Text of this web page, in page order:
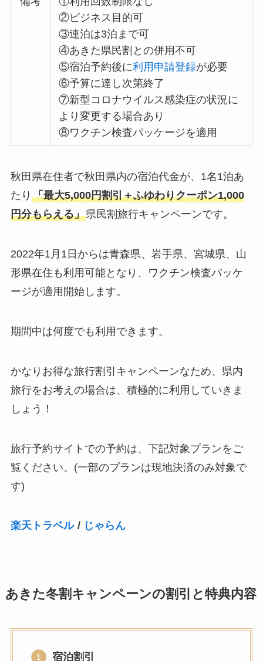
②ビジネス目的可
③連泊は3泊まで可
④あきた県民割との併用不可
⑤宿泊予約後に利用申請登録が必要
⑥予算に達し次第終了
⑦新型コロナウイルス感染症の状況に
より変更する場合あり
⑧ワクチン検査パッケージを適用
秋田県在住者で秋田県内の宿泊代金が、1名1泊あ
たり 「最大5,000円割引＋ふゆわりクーポン1,000
円分もらえる」県民割旅行キャンペーンです。
2022年1月1日からは青森県、岩手県、宮城県、山
形県在住も利用可能となり、ワクチン検査パッケ
ージが適用開始します。
期間中は何度でも利用できます。
かなりお得な旅行割引キャンペーンなため、県内
旅行をお考えの場合は、積極的に利用していきま
しょう！
旅行予約サイトでの予約は、下記対象プランをご
覧ください。(一部のプランは現地決済のみ対象で
す)
楽天トラベル/ じゃらん
あきた冬割キャンペーンの割引と特典内容
宿泊割引